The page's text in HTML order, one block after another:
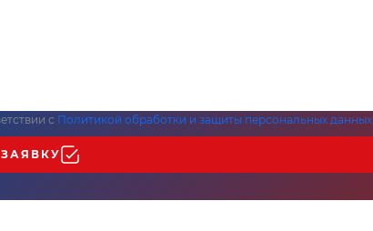
с Политикой обработки и защиты персональных данных